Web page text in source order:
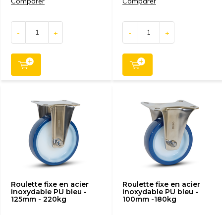
- + - +
Roulette fixe en acier
inoxydable PU bleu -
125mm - 220kg
Roulette fixe en acier
inoxydable PU bleu -
100mm -180kg